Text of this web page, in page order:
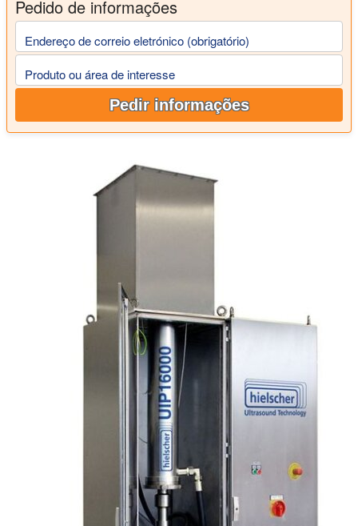
Pedido de informações
Endereço de correio eletrónico (obrigatório)
Produto ou área de interesse
Pedir informações